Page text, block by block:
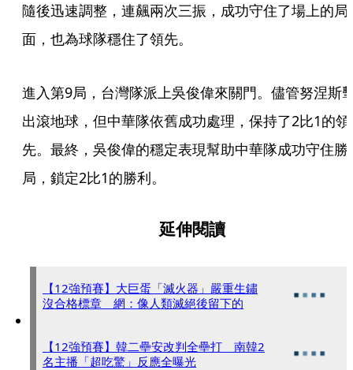
隨後迅速調整，連飆兩次三振，成功守住了場上的局
面，也為球隊穩住了領先。
進入第9局，台灣隊派上吳俊偉來關門。儘管努涅斯
出滾地球，但中華隊依舊成功處理，保持了2比1的領
先。最終，吳俊偉的穩定表現幫助中華隊成功守住勝
局，鎖定2比1的勝利。
延伸閱讀
【12強預賽】大巨蛋「滅火器」嚴重生鏽
沒合格標章 網：像人類滅絕後留下的
【12強預賽】韓二壘安改判全壘打 南韓2
名主播「超吃驚」反應全曝光